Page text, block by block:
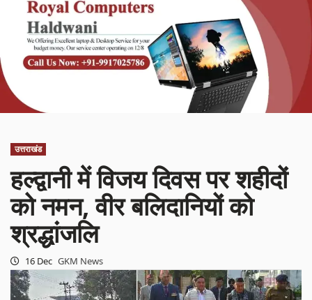
उत्तराखंड
हल्द्वानी में विजय दिवस पर शहीदों
को नमन, वीर बलिदानियों को
श्रद्धांजलि
16 Dec GKM News